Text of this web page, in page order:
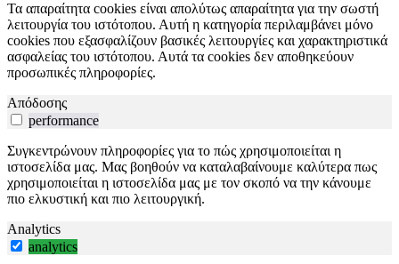
Τα απαραίτητα cookies είναι απολύτως απαραίτητα για την σωστή
λειτουργία του ιστότοπου. Αυτή η κατηγορία περιλαμβάνει μόνο
cookies που εξασφαλίζουν βασικές λειτουργίες και χαρακτηριστικά
ασφαλείας του ιστότοπου. Αυτά τα cookies δεν αποθηκεύουν
προσωπικές πληροφορίες.
Απόδοσης
performance
Συγκεντρώνουν πληροφορίες για το πώς χρησιμοποιείται η
ιστοσελίδα μας. Μας βοηθούν να καταλαβαίνουμε καλύτερα πως
χρησιμοποιείται η ιστοσελίδα μας με τον σκοπό να την κάνουμε
πιο ελκυστική και πιο λειτουργική.
Analytics
analytics